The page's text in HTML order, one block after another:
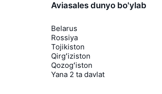
Aviasales dunyo bo'ylab
Belarus
Rossiya
Tojikiston
Qirgʻiziston
Qozogʻiston
Yana 2 ta davlat